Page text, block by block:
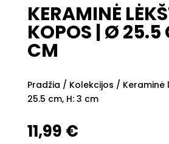
KERAMINĖ
KOPOS | Ø 25.5
CM
Pradžia / Kolekcijos / Keraminė
25.5 cm, H: 3 cm
11,99 €